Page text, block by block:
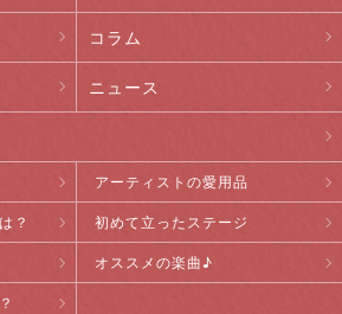
コラム
ニュース
アーティストの愛用品
？ 初めて立ったステージ
オススメの楽曲♪